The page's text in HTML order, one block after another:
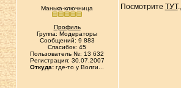
Манька-ключница
Профиль
Группа: Модераторы
Сообщений: 9 883
Спасибок: 45
Пользователь №: 13 632
Регистрация: 30.07.2007
Откуда: где-то у Волги...
Посмотрите ТУТ.,